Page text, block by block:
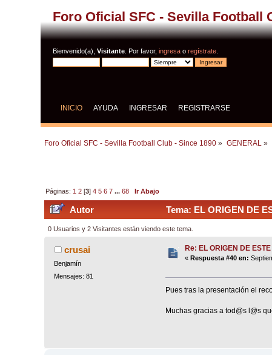
Foro Oficial SFC - Sevilla Football
Bienvenido(a),Visitante . Por favor,ingresa oregístrate
INICIO AYUDA INGRESAR REGISTRARSE
Foro Oficial SFC - Sevilla Football Club - Since 1890 » GENERAL»
Páginas: 1 2 [3]4 5 6 7 ...68 Ir Abajo
Autor Tema: EL ORIGEN DE
0 Usuarios y 2 Visitantes están viendo este tema.
crusai
Benjamín
Mensajes: 81
Re: EL ORIGEN DE
«Respuesta #40 en:
Pues tras la presentación el
Muchas gracias a tod@s l@s